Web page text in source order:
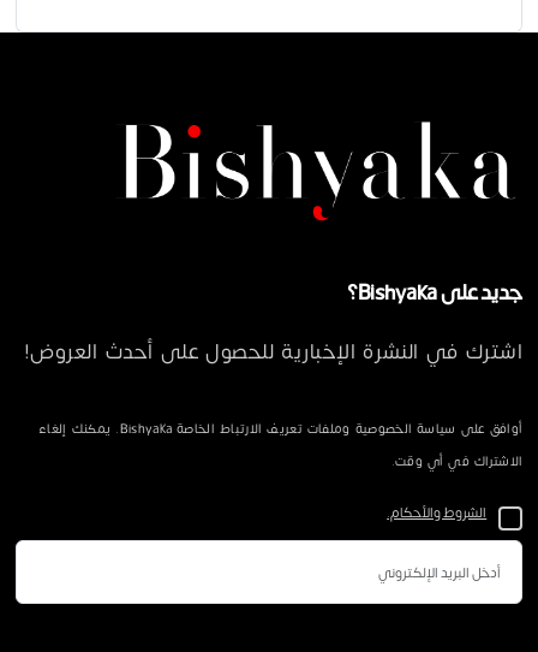
جديد على Bishyaka؟
اشترك في النشرة الإخبارية للحصول على أحدث العروض!
أوافق على سياسة الخصوصية وملفات تعريف الارتباط الخاصة Bishyaka. يمكنك إلغاء
الاشتراك في أي وقت.
الشروط والأحكام.